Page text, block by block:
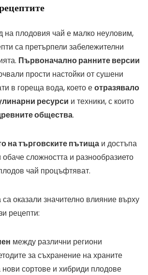
на плодовия чай е малко неуловим,
са претърпели забележителни
Първоначално ранните версии
прости настойки от сушени
в гореща вода, което еотразявало
ресурси и техники, с които
общества.
на търговските пътища и достъпа
сложността и разнообразието
чай процъфтяват.
оказали значително влияние върху
рецепти:
между различни региони
за съхранение на храните
сортове и хибриди плодове